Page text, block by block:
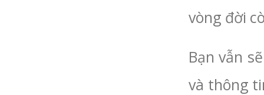
vòng đời
Bạn vẫn
và thông